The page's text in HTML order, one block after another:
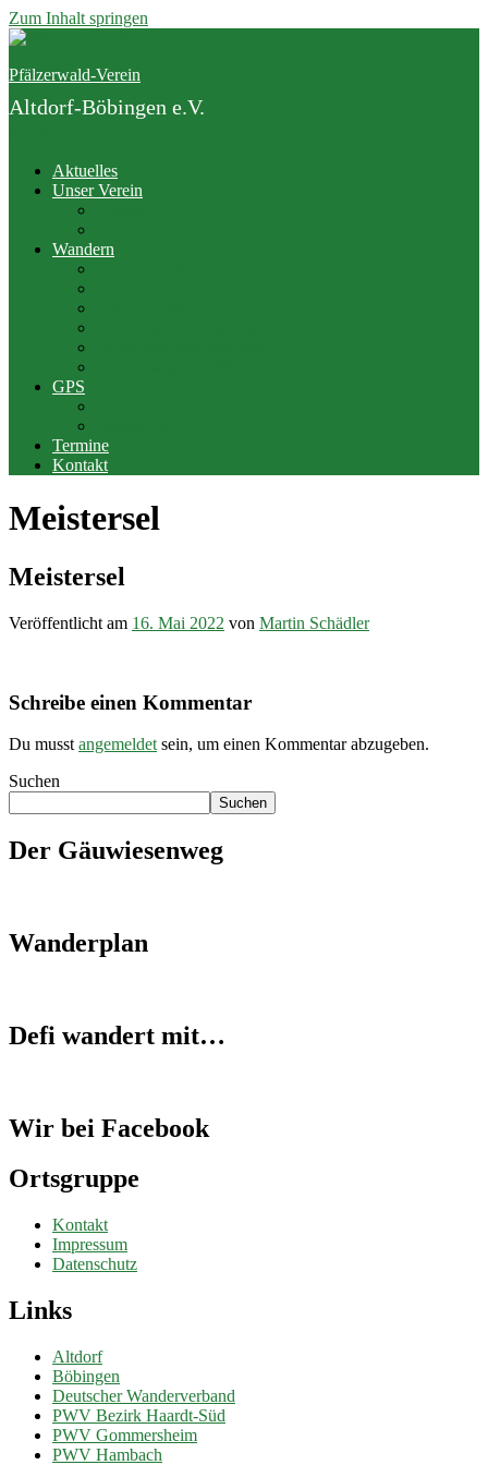
Zum Inhalt springen
Pfälzerwald-Verein
Altdorf-Böbingen e.V.
Aktuelles
Unser Verein
Wandern
GPS
Termine
Kontakt
Meistersel
Meistersel
Veröffentlicht am 16. Mai 2022 von Martin Schädler
Schreibe einen Kommentar
Du musst angemeldet sein, um einen Kommentar abzugeben.
Suchen
Suchen
Der Gäuwiesenweg
Wanderplan
Defi wandert mit…
Wir bei Facebook
Ortsgruppe
Kontakt
Impressum
Datenschutz
Links
Altdorf
Böbingen
Deutscher Wanderverband
PWV Bezirk Haardt-Süd
PWV Gommersheim
PWV Hambach